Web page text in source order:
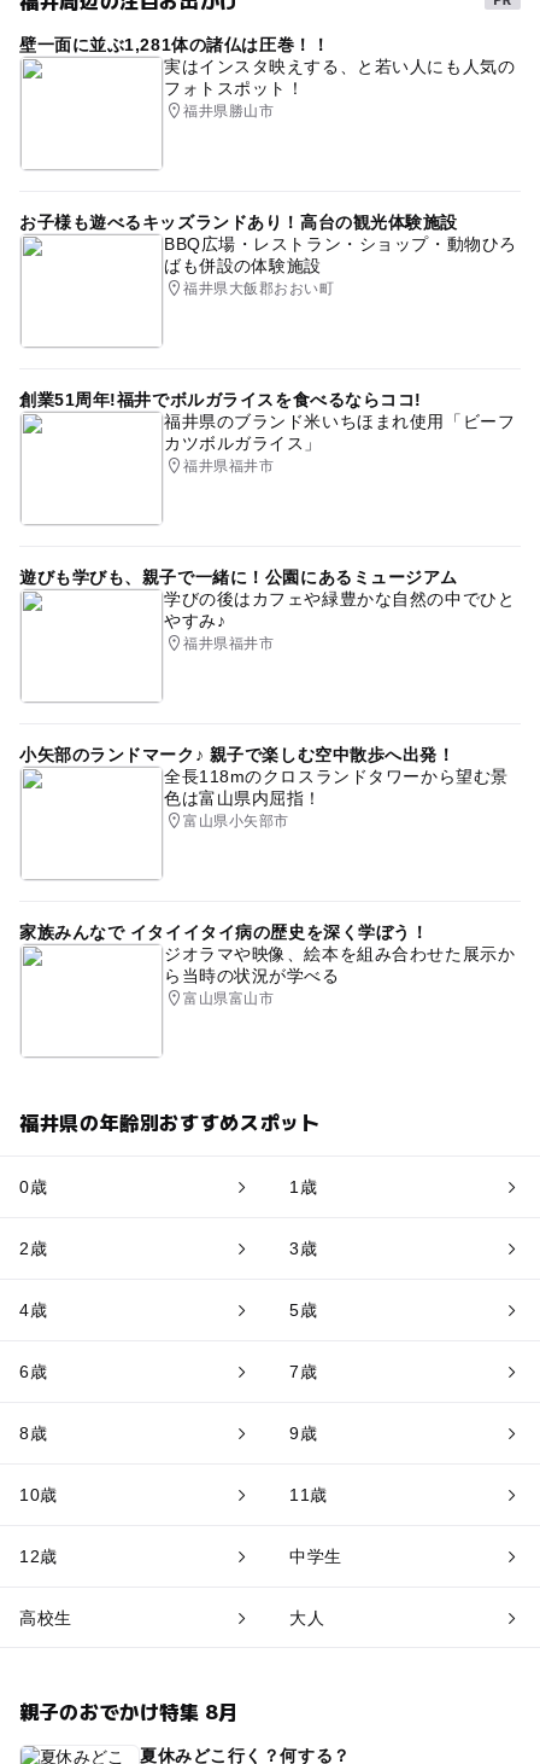
壁一面に並ぶ1,281体の諸仏は圧巻！！
実はインスタ映えする、と若い人にも人気の
フォトスポット！
福井県勝山市
お子様も遊べるキッズランドあり！高台の観光体験施設
BBQ広場・レストラン・ショップ・動物ひろ
ばも併設の体験施設
福井県大飯郡おおい町
創業51周年!福井でボルガライスを食べるならココ!
福井県のブランド米いちほまれ使用「ビーフ
カツボルガライス」
福井県福井市
遊びも学びも、親子で一緒に！公園にあるミュージアム
学びの後はカフェや緑豊かな自然の中でひと
やすみ♪
福井県福井市
小矢部のランドマーク♪ 親子で楽しむ空中散歩へ出発！
全長118mのクロスランドタワーから望む景
色は富山県内屈指！
富山県小矢部市
家族みんなで イタイイタイ病の歴史を深く学ぼう！
ジオラマや映像、絵本を組み合わせた展示か
ら当時の状況が学べる
富山県富山市
福井県の年齢別おすすめスポット
0歳 1歳
2歳 3歳
4歳 5歳
6歳 7歳
8歳 9歳
10歳 11歳
12歳 中学生
高校生 大人
親子のおでかけ特集 8月
夏休みどこ行く？何する？